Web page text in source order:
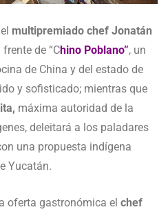
multipremiado chef Jonatán
de “Chino Poblano”, un
de China y del estado de
y sofisticado; mientras que
máxima autoridad de la
deleitará a los paladares
una propuesta indígena
Yucatán.
oferta gastronómica el chef